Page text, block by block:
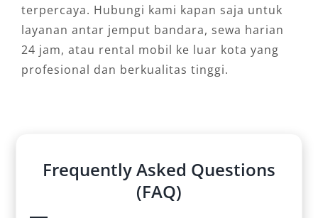
terpercaya. Hubungi kami kapan saja untuk
layanan antar jemput bandara, sewa harian
24 jam, atau rental mobil ke luar kota yang
profesional dan berkualitas tinggi.
Frequently Asked Questions
(FAQ)